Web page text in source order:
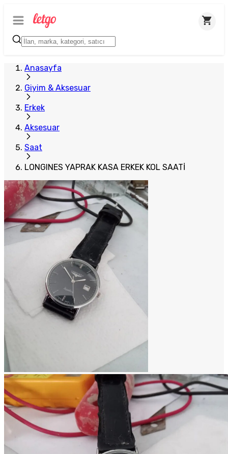
Anasayfa
Giyim & Aksesuar
Erkek
Aksesuar
Saat
LONGINES YAPRAK KASA ERKEK KOL SAATİ
Plus Satıcı